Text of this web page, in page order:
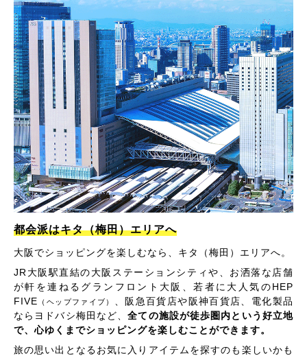
都会派はキタ（梅田）エリアへ
大阪でショッピングを楽しむなら、キタ（梅田）エリアへ。
JR大阪駅直結の大阪ステーションシティや、お洒落な店舗
が軒を連ねるグランフロント大阪、若者に大人気のHEP
FIVE （ヘップファイブ）
、阪急百貨店や阪神百貨店、電化製品
ならヨドバシ梅田など、全ての施設が徒歩圏内という好立地
で、心ゆくまでショッピングを楽しむことができます。
旅の思い出となるお気に入りアイテムを探すのも楽しいかも